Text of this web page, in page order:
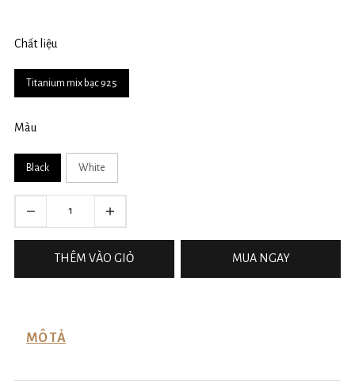
Chất liệu
Titanium mix bạc 925
Màu
Black White
THÊM VÀO GIỎ MUA NGAY
MÔ TẢ